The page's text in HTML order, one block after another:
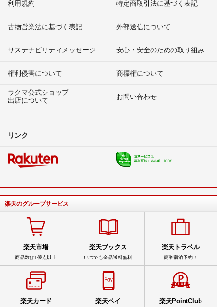
利用規約 特定商取引法に基づく表記
古物営業法に基づく表記 外部送信について
サステナビリティメッセージ 安心・安全のための取り組み
権利侵害について
商標権について
ラクマ公式ショップ
出店について
お問い合わせ
リンク
楽天のグループサービス
楽天市場
商品数は1億点以上
楽天ブックス
いつでも全品送料無料
楽天トラベル
簡単宿泊予約！
楽天カード 楽天ペイ 楽天PointClub